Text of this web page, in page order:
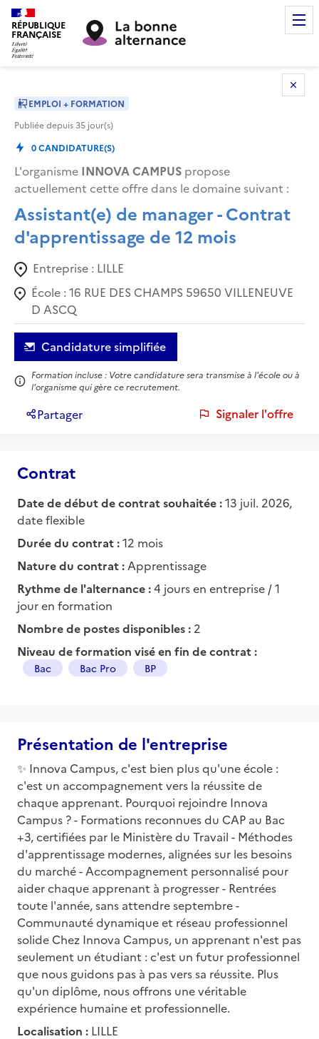
RÉPUBLIQUE
FRANÇAISE
EMPLOI + FORMATION
Publiée depuis35 jour(s)
0CANDIDATURE(S)
L'organisme INNOVA CAMPUS propose
actuellement cette offre dans le domaine suivant :
Assistant(e) de manager - Contrat
d'apprentissage de 12 mois
Entreprise : LILLE
École : 16 RUE DES CHAMPS 59650 VILLENEUVE
D ASCQ
Candidature simplifiée
Formation incluse : Votre candidature sera transmise à l'école ou à
l'organisme qui gère ce recrutement.
Partager Signaler l'offre
Contrat
Date de début de contrat souhaitée :13 juil. 2026,
date flexible
Durée du contrat :12 mois
Nature du contrat : Apprentissage
Rythme de l'alternance :4 jours en entreprise / 1
jour en formation
Nombre de postes disponibles : 2
Niveau de formation visé en fin de contrat :
Bac Bac Pro BP
Présentation de l'entreprise
✨ Innova Campus, c'est bien plus qu'une école :
c'est un accompagnement vers la réussite de
chaque apprenant. Pourquoi rejoindre Innova
Campus ? - Formations reconnues du CAP au Bac
+3, certifiées par le Ministère du Travail - Méthodes
d'apprentissage modernes, alignées sur les besoins
du marché - Accompagnement personnalisé pour
aider chaque apprenant à progresser - Rentrées
toute l'année, sans attendre septembre -
Communauté dynamique et réseau professionnel
solide Chez Innova Campus, un apprenant n'est pas
seulement un étudiant : c'est un futur professionnel
que nous guidons pas à pas vers sa réussite. Plus
qu'un diplôme, nous offrons une véritable
expérience humaine et professionnelle.
Localisation : LILLE